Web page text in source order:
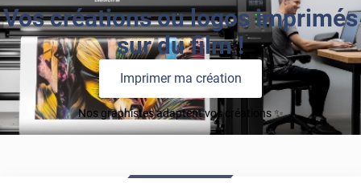
Vos créations ou logos imprimés
sur du film !
Imprimer ma création
Nos graphistes adaptent vos créations ✨